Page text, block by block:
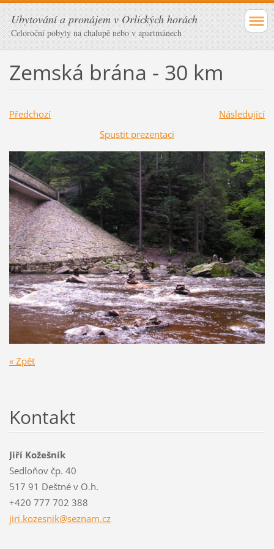
Ubytování a pronájem v Orlických horách
Celoroční pobyty na chalupě nebo v apartmánech
Zemská brána - 30 km
Předchozí
Následující
Spustit prezentaci
« Zpět
Kontakt
Jiří Kožešník
Sedloňov čp. 40
517 91 Deštné v O.h.
+420 777 702 388
jiri.kozesnik@seznam.cz